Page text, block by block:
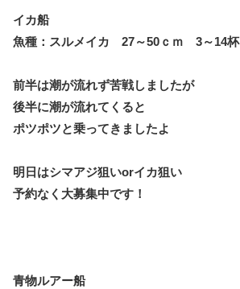
イカ船
魚種：スルメイカ 27～50ｃｍ 3～14杯
前半は潮が流れず苦戦しましたが
後半に潮が流れてくると
ポツポツと乗ってきましたよ
明日はシマアジ狙いorイカ狙い
予約なく大募集中です！
青物ルアー船